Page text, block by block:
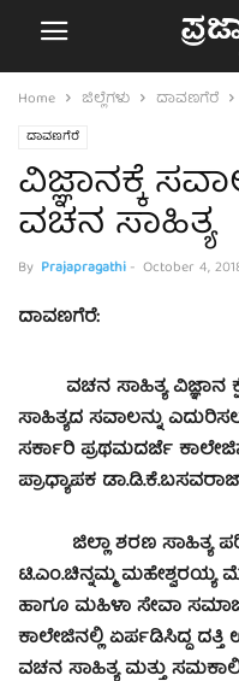
Home ಜಿಲ್ಲೆಗಳು ದಾವಣಗೆರೆ
ದಾವಣಗೆರೆ
ವಿಜ್ಞಾನಕ್ಕೆ
ವಚನ ಸಾಹಿತ್ಯ
By Prajapragathi- October 4,
ದಾವಣಗೆರೆ:
ವಚನ ಸಾಹಿತ್ಯ ವಿಜ್ಞಾನ
ಸಾಹಿತ್ಯದ ಸವಾಲನ್ನು
ಸರ್ಕಾರಿ ಪ್ರಥಮದರ್ಜೆ
ಪ್ರಾಧ್ಯಾಪಕ
ಜಿಲ್ಲಾ ಶರಣ ಸಾಹಿತ್ಯ
ಟಿ.ಎಂ.ಚಿನ್ನಮ್ಮ
ಹಾಗೂ ಮಹಿಳಾ ಸೇವಾ
ಕಾಲೇಜಿನಲ್ಲಿ ಏರ್ಪಡಿಸಿದ್ದ
ವಚನ ಸಾಹಿತ್ಯ ಮತ್ತು